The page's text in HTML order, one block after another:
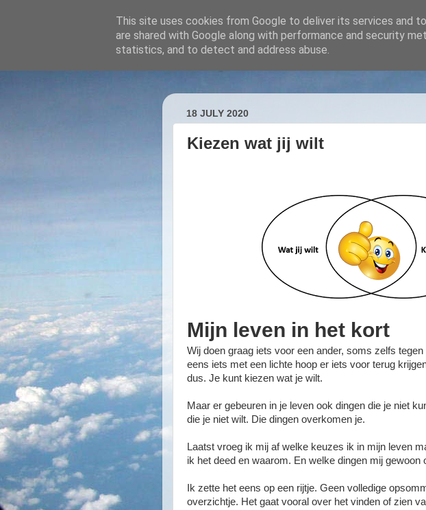
TrefMij - elkaar treffen
18 JULY 2020
Kiezen wat jij wilt
Mijn leven in het kort
Wij doen graag iets voor een ander, soms zelfs
eens iets met een lichte hoop er iets voor terug
dus. Je kunt kiezen wat je wilt.
Maar er gebeuren in je leven ook dingen die je niet
die je niet wilt. Die dingen overkomen je.
Laatst vroeg ik mij af welke keuzes ik in mijn leven
ik het deed en waarom. En welke dingen mij gewoon
Ik zette het eens op een rijtje. Geen volledige
overzichtje. Het gaat vooral over het vinden of zien
This site uses cookies from Google to deliver its services and
are shared with Google along with performance and security
statistics, and to detect and address abuse.